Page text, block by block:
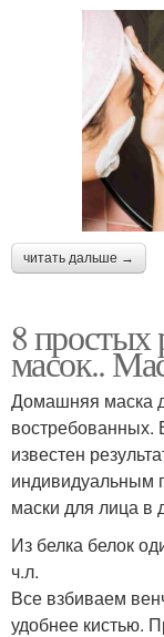
читать дальше →
8 простых
масок..
Домашняя маска
востребованных.
известен
индивидуальным
маски для лица в
Из белка белок
ч.л.
Все взбиваем
удобнее кистью.